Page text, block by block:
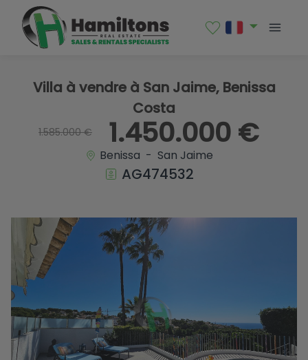
Villa à vendre à San Jaime, Benissa
Costa
1.585.000 € 1.450.000 €
Benissa - San Jaime
AG474532
1 / 44